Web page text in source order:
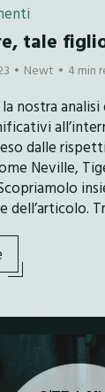
tale
Newt 4 min
nostra
dalle
Neville,
dell’articolo.